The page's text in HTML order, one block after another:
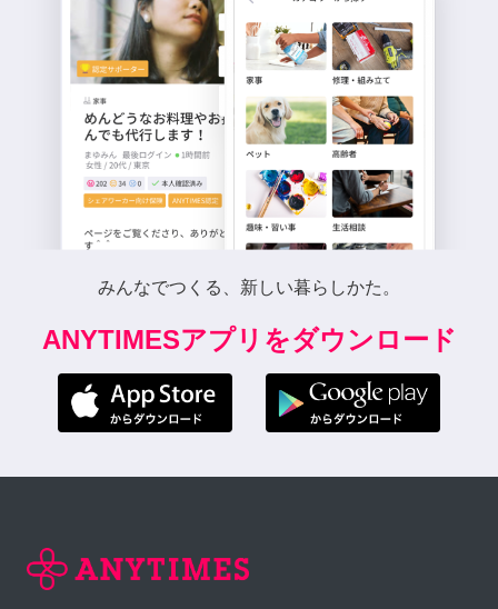
みんなでつくる、新しい暮らしかた。
ANYTIMESアプリをダウンロード